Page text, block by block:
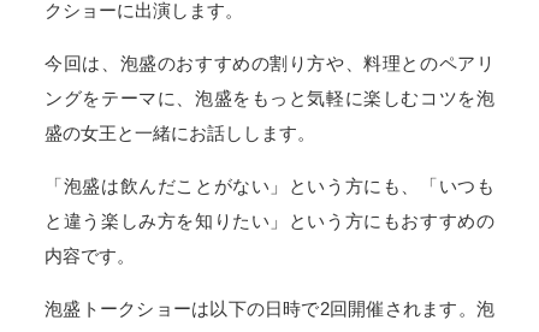
クショーに出演します。
今回は、泡盛のおすすめの割り方や、料理とのペアリ
ングをテーマに、泡盛をもっと気軽に楽しむコツを泡
盛の女王と一緒にお話しします。
「泡盛は飲んだことがない」という方にも、「いつも
と違う楽しみ方を知りたい」という方にもおすすめの
内容です。
泡盛トークショーは以下の日時で2回開催されます。泡